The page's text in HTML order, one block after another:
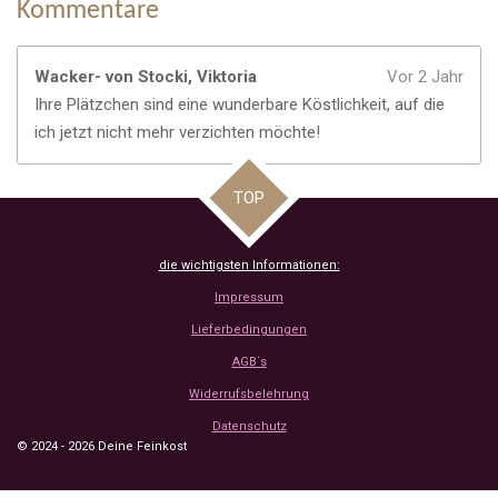
Kommentare
Wacker- von Stocki, Viktoria
Vor 2 Jahr
Ihre Plätzchen sind eine wunderbare Köstlichkeit, auf die
ich jetzt nicht mehr verzichten möchte!
TOP
die wichtigsten Informationen:
Impressum
Lieferbedingungen
AGB´s
Widerrufsbelehrung
Datenschutz
© 2024 - 2026 Deine Feinkost